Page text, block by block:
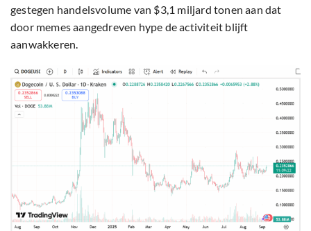
gestegen handelsvolume van $3,1 miljard tonen aan dat
door memes aangedreven hype de activiteit blijft
aanwakkeren.